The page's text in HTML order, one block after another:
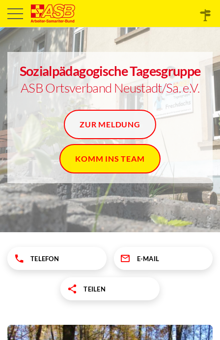
Sozialpädagogische Tagesgruppe
ASB Ortsverband Neustadt/Sa. e.V.
ZUR MELDUNG
KOMM INS TEAM
TELEFON E-MAIL
TEILEN